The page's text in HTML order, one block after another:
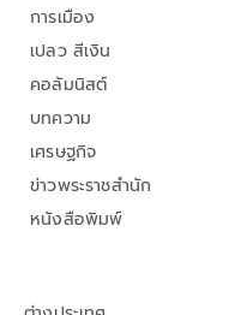
การเมือง
เปลว สีเงิน
คอลัมนิสต์
บทความ
เศรษฐกิจ
ข่าวพระราชสำนัก
หนังสือพิมพ์